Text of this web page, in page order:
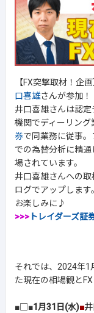
【FX突撃取材！企
口喜雄さんが参加！
井口喜雄さんは認
機関でディーリン
券で同業務に従事
での為替分析に精
場されています。
井口喜雄さんへの
ログでアップします。
お楽しみに♪
>>> トレイダーズ証
それでは、2024年1
た現在の相場観と
■□■1月31日(水)■